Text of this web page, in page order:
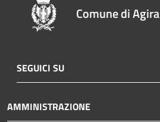
Comune di Agira
SEGUICI SU
AMMINISTRAZIONE